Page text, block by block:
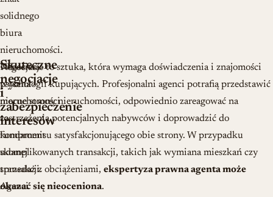
solidnego
biura
nieruchomości.
Właściwa
wycena
nieruchomości
to
fundament
udanej
transakcji.
Agenci
Skuteczne
negocjacje
i
zabezpieczenie
interesów
Negocjacje to sztuka, która wymaga doświadczenia i znajomości
psychologii kupujących. Profesjonalni agenci potrafią przedstawić
mocne strony nieruchomości, odpowiednio zareagować na
zastrzeżenia potencjalnych nabywców i doprowadzić do
kompromisu satysfakcjonującego obie strony. W przypadku
skomplikowanych transakcji, takich jak wymiana mieszkań czy
sprzedaż z obciążeniami, ekspertyza prawna agenta może
okazać się nieoceniona.